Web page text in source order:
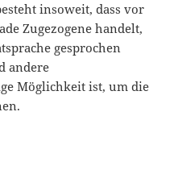
insoweit, dass vor
Zugezogene handelt,
gesprochen
andere
Möglichkeit ist, um die